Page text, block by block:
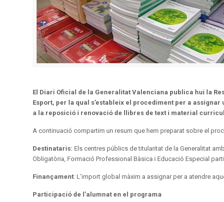
El Diari Oficial de la Generalitat Valenciana publica hui la
Esport, per la qual s’estableix el procediment per a
a la reposició i renovació de llibres de text i material
A continuació compartim un resum que hem preparat sobre el
Destinataris:Els centres públics de titularitat de la Generalitat
Obligatòria, Formació Professional Bàsica i Educació Especial
Finançament: L’import global màxim a assignar per a atendre
Participació de l’alumnat en el programa